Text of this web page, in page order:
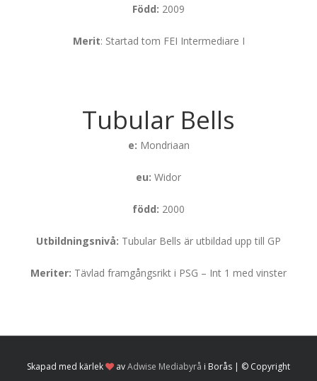
Född: 2009
Merit: Startad tom FEI Intermediare I
Bells
Hästar
Tubular Bells
e: Mondriaan
eu: Widor
född: 2000
Utbildningsnivå: Tubular Bells är utbildad upp till GP
Meriter: Tävlad framgångsrikt i PSG – Int 1 med vinster
Skapad med kärlek avAdwise Mediabyrå i Borås | © Copyright